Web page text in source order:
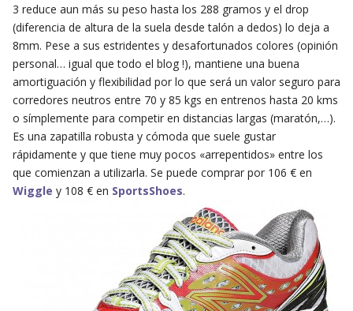
3 reduce aun más su peso hasta los 288 gramos y el drop
(diferencia de altura de la suela desde talón a dedos) lo deja a
8mm. Pese a sus estridentes y desafortunados colores (opinión
personal… igual que todo el blog !), mantiene una buena
amortiguación y flexibilidad por lo que será un valor seguro para
corredores neutros entre 70 y 85 kgs en entrenos hasta 20 kms
o símplemente para competir en distancias largas (maratón,…).
Es una zapatilla robusta y cómoda que suele gustar
rápidamente y que tiene muy pocos «arrepentidos» entre los
que comienzan a utilizarla. Se puede comprar por 106 € en
Wiggle y 108 € en SportsShoes.